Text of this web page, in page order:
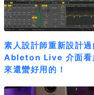
素人設計師重新設計過
Ableton Live 介面看
來還蠻好用的！